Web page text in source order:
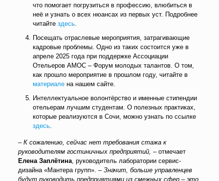
что помогает погрузиться в профессию, влюбиться в
неё и узнать о всех нюансах из первых уст. Подробнее
читайте здесь.
Посещать отраслевые мероприятия, затрагивающие
кадровые проблемы. Одно из таких состоится уже в
апреле 2025 года при поддержке Ассоциации
Отельеров АМОС – Форум молодых талантов. О том,
как прошло мероприятие в прошлом году, читайте в
материалена нашем сайте.
Интеллектуальное волонтёрство и именные стипендии
отельерам лучшим студентам. О полезных практиках,
которые реализуются в Сочи, можно узнать по ссылке
здесь.
– К сожалению, сейчас нет требования стажа к
руководителям гостиничных предприятий, – отмечает
Елена Заплётина, руководитель лаборатории сервис-
дизайна «Мантера групп». – Значит, больше управленцев
будут руководить предприятиями из смежных сфер – это